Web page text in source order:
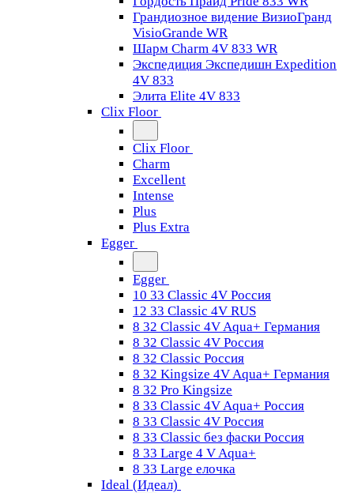
Грандиозное видение ВизиоГранд
VisioGrande WR
Шарм Charm 4V 833 WR
Экспедиция Экспедишн Expedition
4V 833
Элита Elite 4V 833
Clix Floor
Clix Floor
Charm
Excellent
Intense
Plus
Plus Extra
Egger
Egger
10 33 Classic 4V Россия
12 33 Classic 4V RUS
8 32 Classic 4V Aqua+ Германия
8 32 Classic 4V Россия
8 32 Classic Россия
8 32 Kingsize 4V Aqua+ Германия
8 32 Pro Kingsize
8 33 Classic 4V Aqua+ Россия
8 33 Classic 4V Россия
8 33 Classic без фаски Россия
8 33 Large 4 V Aqua+
8 33 Large елочка
Ideal (Идеал)